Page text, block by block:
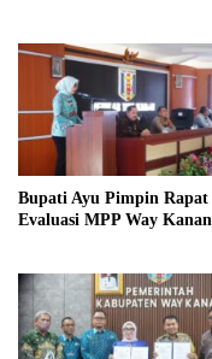
Bupati Ayu Pimpin Rapat
Evaluasi MPP Way Kanan